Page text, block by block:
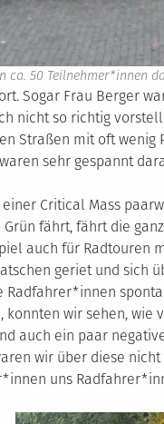
ca. 50 Teilnehmer*innen
Sogar Frau Berger
nicht so richtig
Straßen mit oft
sehr gespannt
Critical Mass
fährt, fährt die
auch für Radtouren
geriet und
wir sehen,
auch ein paar
wir über diese
uns